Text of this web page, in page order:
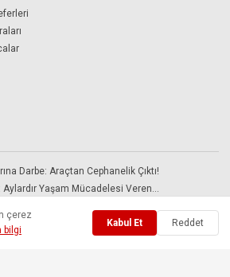
Darbe: Araçtan Cephanelik Çıktı!
Aylardır Yaşam Mücadelesi Veren…
Sakaryaspor İle Isparta 32…
çerez
bilgi
Kabul Et Reddet